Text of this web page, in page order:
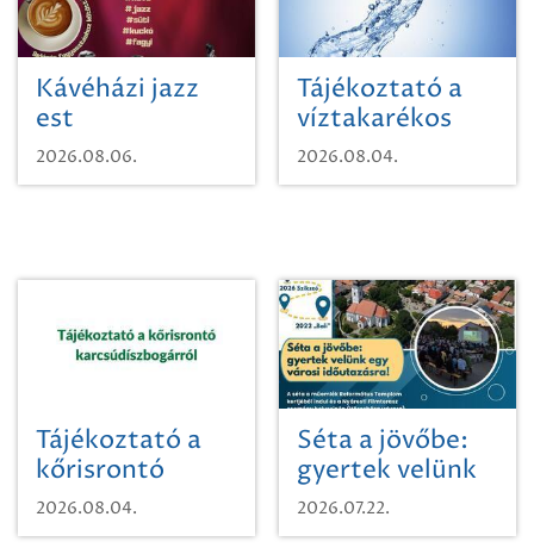
Kávéházi jazz
est
2026.08.06.
Tájékoztató a
víztakarékos
vízhasználatról
2026.08.04.
Tájékoztató a
kőrisrontó
karcsúdíszbogárról
2026.08.04.
Séta a jövőbe:
gyertek velünk
egy városi
időutazásra!
2026.07.22.